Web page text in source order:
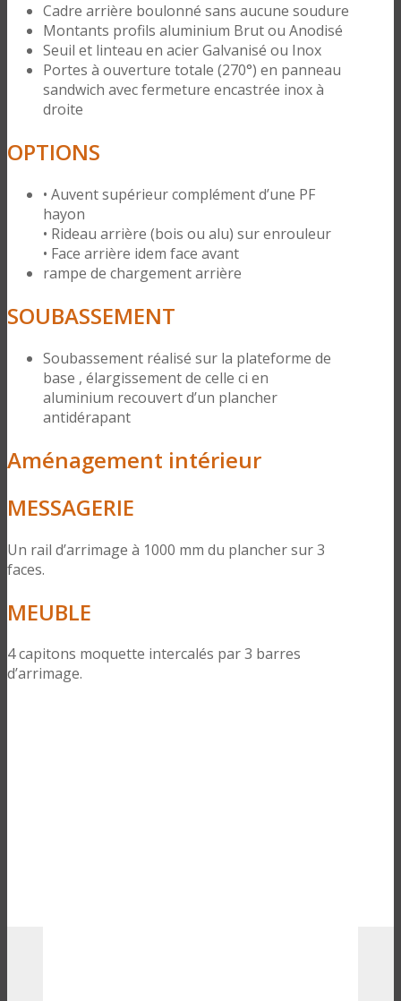
Cadre arrière boulonné sans aucune soudure
Montants profils aluminium Brut ou Anodisé
Seuil et linteau en acier Galvanisé ou Inox
Portes à ouverture totale (270°) en panneau
sandwich avec fermeture encastrée inox à
droite
OPTIONS
• Auvent supérieur complément d’une PF
hayon
• Rideau arrière (bois ou alu) sur enrouleur
• Face arrière idem face avant
rampe de chargement arrière
SOUBASSEMENT
Soubassement réalisé sur la plateforme de
base , élargissement de celle ci en
aluminium recouvert d’un plancher
antidérapant
Aménagement intérieur
MESSAGERIE
Un rail d’arrimage à 1000 mm du plancher sur 3
faces.
MEUBLE
4 capitons moquette intercalés par 3 barres
d’arrimage.